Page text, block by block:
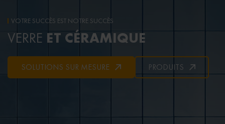
VOTRE SUCCÈS EST NOTRE SUCCÈS
VERRE ET CÉRAMIQUE
SOLUTIONS SUR MESURE PRODUITS